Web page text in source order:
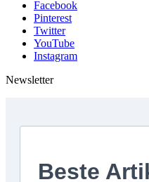
Facebook
Pinterest
Twitter
YouTube
Instagram
Newsletter